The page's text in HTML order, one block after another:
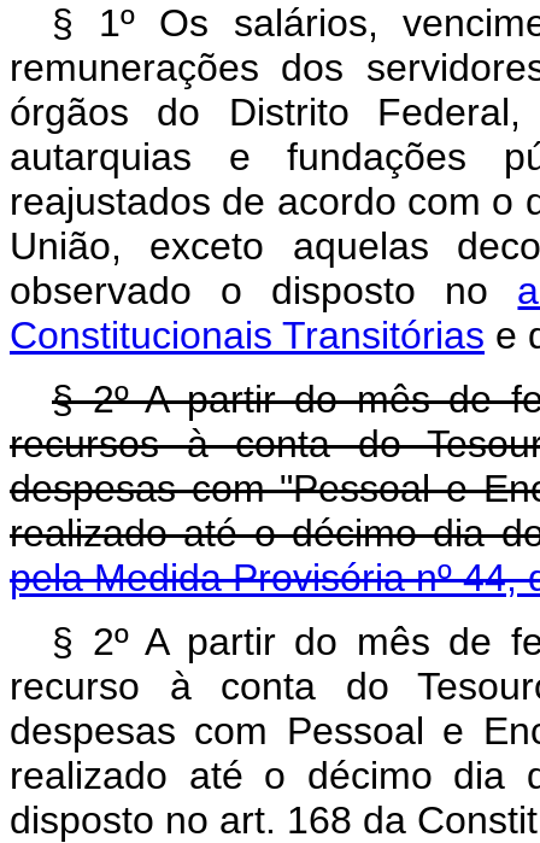
§ 1º Os salários,
remunerações dos
órgãos do Distrito
autarquias e fundações
reajustados de acordo com o
União, exceto aquelas
observado o disposto no
Constitucionais Transitórias e
§ 2º A partir do mês de
recursos à conta do
despesas com "Pessoal e
realizado até o décimo dia
pela Medida Provisória nº 44,
§ 2º A partir do mês de
recurso à conta do
despesas com Pessoal e
realizado até o décimo dia
disposto no art. 168 da